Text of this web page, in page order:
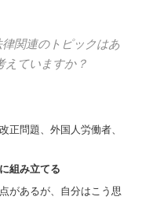
関連のトピックはあ
えていますか？
正問題、外国人労働者、
組み立てる
があるが、自分はこう思